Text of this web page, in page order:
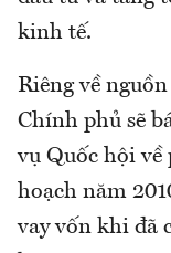
kinh tế.
Riêng về
Chính phủ sẽ
vụ Quốc hội về
hoạch năm
vay vốn khi đã